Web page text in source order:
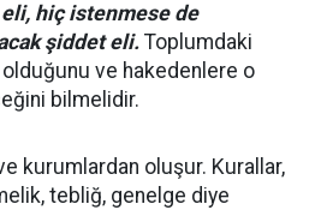
hiç istenmese de
şiddet eli. Toplumdaki
ve hakedenlere o
bilmelidir.
kurumlardan oluşur. Kurallar,
tebliğ, genelge diye